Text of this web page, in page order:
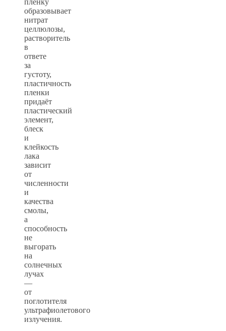
образовывает
нитрат
целлюлозы,
растворитель
в
ответе
за
густоту,
пластичность
пленки
придаёт
пластический
элемент,
блеск
и
клейкость
лака
зависит
от
численности
и
качества
смолы,
а
способность
не
выгорать
на
солнечных
лучах
—
от
поглотителя
ультрафиолетового
излучения.